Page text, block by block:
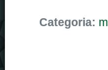
Categoria: